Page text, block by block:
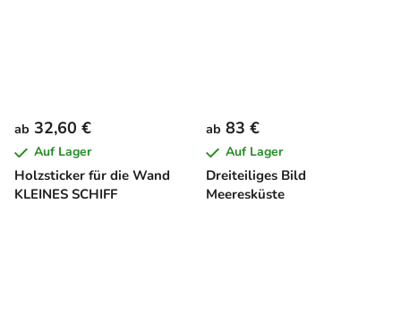
Holzsticker für die Wand
KLEINES SCHIFF
ab 32,60 €
Auf Lager
Dreiteiliges Bild
Meeresküste
ab 83 €
Auf Lager